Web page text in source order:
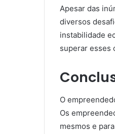
Apesar das
diversos
instabilidade
superar esses
O
Os
mesmos e